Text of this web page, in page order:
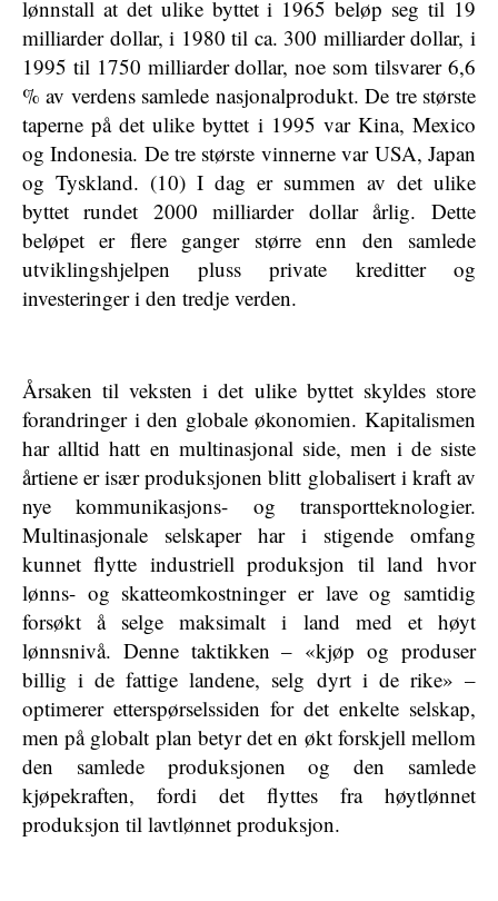
lønnstall at det ulike byttet i 1965 beløp seg til 19
milliarder dollar, i 1980 til ca. 300 milliarder dollar, i
1995 til 1750 milliarder dollar, noe som tilsvarer 6,6
% av verdens samlede nasjonalprodukt. De tre største
taperne på det ulike byttet i 1995 var Kina, Mexico
og Indonesia. De tre største vinnerne var USA, Japan
og Tyskland. (10) I dag er summen av det ulike
byttet rundet 2000 milliarder dollar årlig. Dette
beløpet er flere ganger større enn den samlede
utviklingshjelpen pluss private kreditter og
investeringer i den tredje verden.
Årsaken til veksten i det ulike byttet skyldes store
forandringer i den globale økonomien. Kapitalismen
har alltid hatt en multinasjonal side, men i de siste
årtiene er især produksjonen blitt globalisert i kraft av
nye kommunikasjons- og transportteknologier.
Multinasjonale selskaper har i stigende omfang
kunnet flytte industriell produksjon til land hvor
lønns- og skatteomkostninger er lave og samtidig
forsøkt å selge maksimalt i land med et høyt
lønnsnivå. Denne taktikken – «kjøp og produser
billig i de fattige landene, selg dyrt i de rike» –
optimerer etterspørselssiden for det enkelte selskap,
men på globalt plan betyr det en økt forskjell mellom
den samlede produksjonen og den samlede
kjøpekraften, fordi det flyttes fra høytlønnet
produksjon til lavtlønnet produksjon.